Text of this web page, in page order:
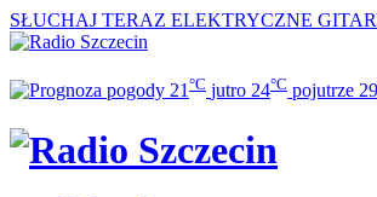
SŁUCHAJ TERAZ ELEKTRYCZNE
21 °C jutro 24°C pojutrze 29